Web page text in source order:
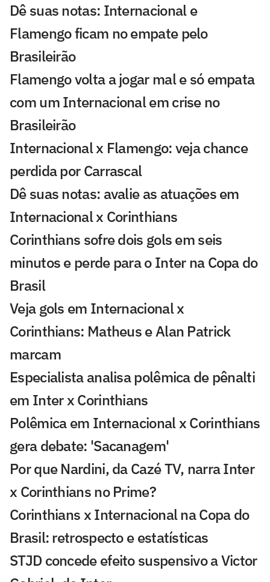
Dê suas notas: Internacional e
Flamengo ficam no empate pelo
Brasileirão
Flamengo volta a jogar mal e só empata
com um Internacional em crise no
Brasileirão
Internacional x Flamengo: veja chance
perdida por Carrascal
Dê suas notas: avalie as atuações em
Internacional x Corinthians
Corinthians sofre dois gols em seis
minutos e perde para o Inter na Copa do
Brasil
Veja gols em Internacional x
Corinthians: Matheus e Alan Patrick
marcam
Especialista analisa polêmica de pênalti
em Inter x Corinthians
Polêmica em Internacional x Corinthians
gera debate: 'Sacanagem'
Por que Nardini, da Cazé TV, narra Inter
x Corinthians no Prime?
Corinthians x Internacional na Copa do
Brasil: retrospecto e estatísticas
STJD concede efeito suspensivo a Victor